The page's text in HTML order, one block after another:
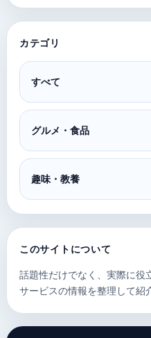
カテゴリ
すべて
グルメ・食品
趣味・教養
このサイトについて
話題性だけでなく、実際に役
サービスの情報を整理して紹